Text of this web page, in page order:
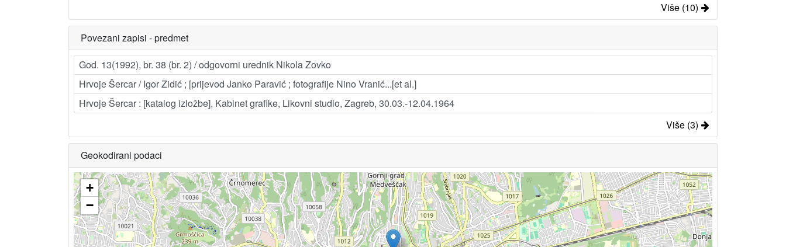
Više (10)
Povezani zapisi - predmet
God. 13(1992), br. 38 (br. 2) / odgovorni urednik Nikola Zovko
Hrvoje Šercar / Igor Zidić ; [prijevod Janko Paravić ; fotografije Nino Vranić...[et al.]
Hrvoje Šercar : [katalog izložbe], Kabinet grafike, Likovni studio, Zagreb, 30.03.-12.04.1964
Više (3)
Geokodirani podaci
+
−